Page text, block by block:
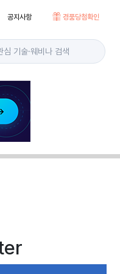
공지사항 경품당첨확인